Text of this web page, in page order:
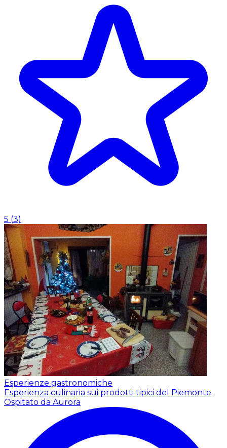
5 (3)
Esperienze gastronomiche
Esperienza culinaria sui prodotti tipici del Piemonte
Ospitato da Aurora